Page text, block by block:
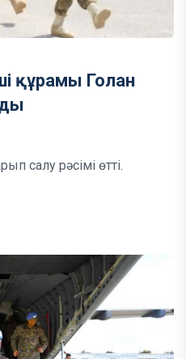
құрамы Голан
салу рәсімі өтті.